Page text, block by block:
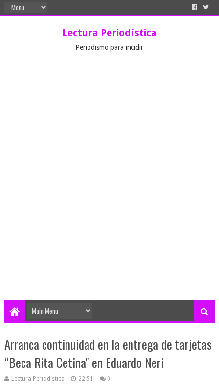
Lectura Periodística
Periodismo para incidir
Arranca continuidad en la entrega de tarjetas
“Beca Rita Cetina" en Eduardo Neri
Lectura Periodística 22:51 0